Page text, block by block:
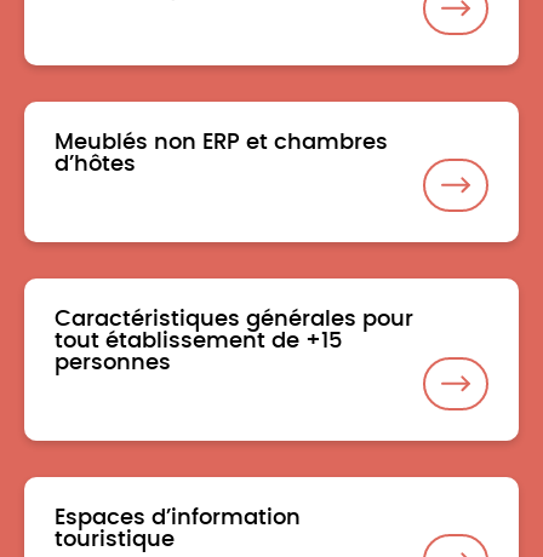
Meublés non ERP et chambres
d’hôtes
Caractéristiques générales pour
tout établissement de +15
personnes
Espaces d’information
touristique